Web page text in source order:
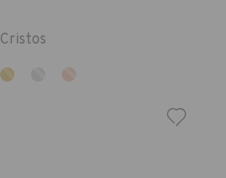
Cristos